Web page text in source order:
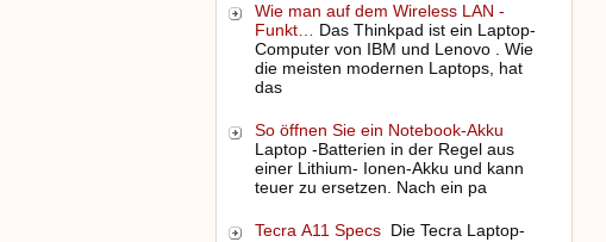
Wie man auf dem Wireless LAN -
Funkt…
Das Thinkpad ist ein Laptop-
Computer von IBM und Lenovo . Wie
die meisten modernen Laptops, hat
das
So öffnen Sie ein Notebook-Akku
Laptop -Batterien in der Regel aus
einer Lithium- Ionen-Akku und kann
teuer zu ersetzen. Nach ein pa
Tecra A11 Specs Die Tecra Laptop-